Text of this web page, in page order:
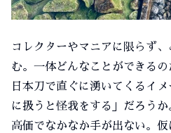
コレクターやマニアに限らず
む。一体どんなことができるの
日本刀で直ぐに湧いてくるイ
に扱うと怪我をする」だろうか
高価でなかなか手が出ない。